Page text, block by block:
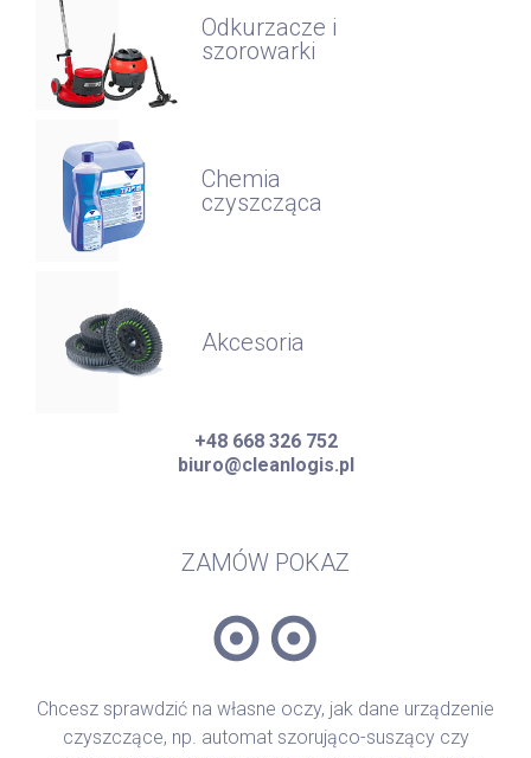
Odkurzacze i
szorowarki
Chemia
czyszcząca
Akcesoria
+48 668 326 752
biuro@cleanlogis.pl
ZAMÓW POKAZ
Chcesz sprawdzić na własne oczy, jak dane urządzenie
czyszczące, np. automat szorująco-suszący czy